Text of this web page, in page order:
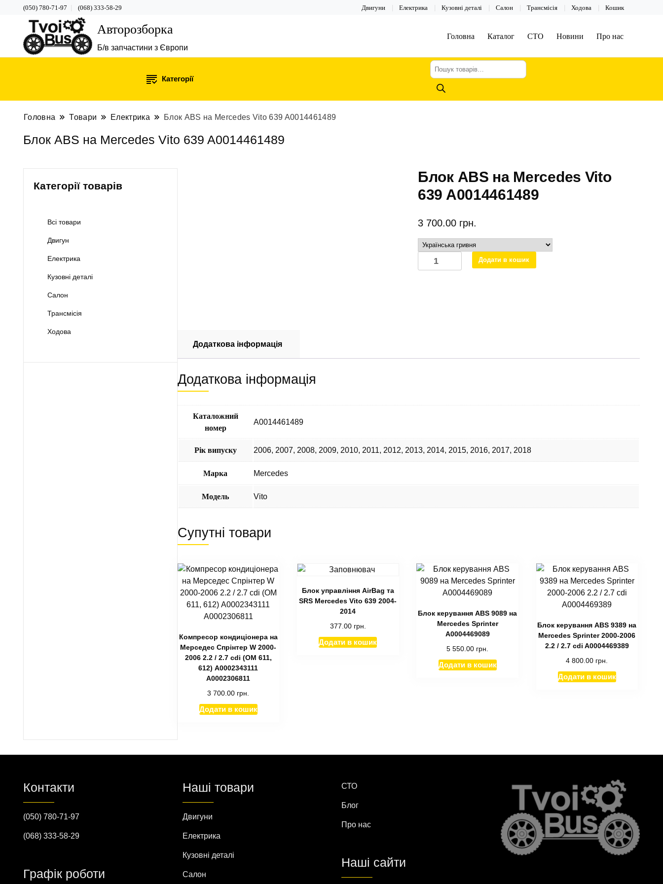
(050) 780-71-97 (068) 333-58-29 Двигуни Електрика Кузовні деталі Салон Трансмісія Ходова Кошик
Авторозборка
Б/в запчастини з Європи
Головна Каталог СТО Новини Про нас
Категорії
Пошук
товарів
Головна Товари Електрика Блок ABS на Mercedes Vito 639 A0014461489
Блок ABS на Mercedes Vito 639 A0014461489
Блок ABS на Mercedes Vito
639 A0014461489
3 700.00 грн.
Блок
ABS
Додати в кошик
Додаткова інформація
Додаткова інформація
Каталожний
номер
A0014461489
Рік випуску 2006, 2007, 2008, 2009, 2010, 2011, 2012, 2013, 2014, 2015, 2016, 2017, 2018
Марка Mercedes
Модель Vito
Супутні товари
Компресор кондиціонера на
Мерседес Спрінтер W 2000-
2006 2.2 / 2.7 cdi (ОМ 611,
612) А0002343111
A0002306811
3 700.00 грн.
Додати в кошик
Блок управління AirBag та
SRS Mercedes Vito 639 2004-
2014
377.00 грн.
Додати в кошик
Блок керування ABS 9089 на
Mercedes Sprinter
A0004469089
5 550.00 грн.
Додати в кошик
Блок керування ABS 9389 на
Mercedes Sprinter 2000-2006
2.2 / 2.7 cdi A0004469389
4 800.00 грн.
Додати в кошик
Категорії товарів
Всі товари
Двигун
Електрика
Кузовні деталі
Салон
Трансмісія
Ходова
Контакти
(050) 780-71-97
(068) 333-58-29
Графік роботи
Наші товари
Двигуни
Електрика
Кузовні деталі
Салон
СТО
Блог
Про нас
Наші сайти